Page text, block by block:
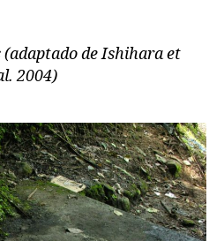
de Ishihara et
2004)